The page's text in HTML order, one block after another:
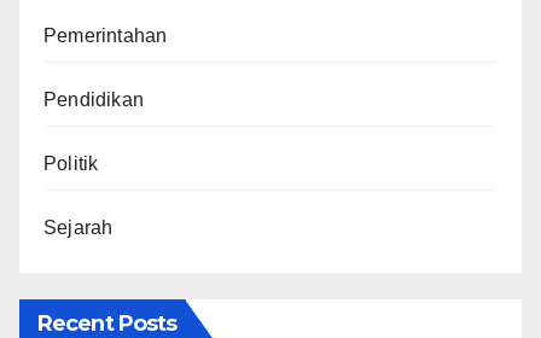
Pemerintahan
Pendidikan
Politik
Sejarah
Recent Posts